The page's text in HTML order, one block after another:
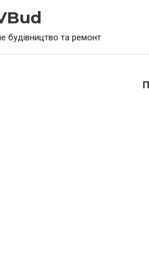
будівництво та ремонт